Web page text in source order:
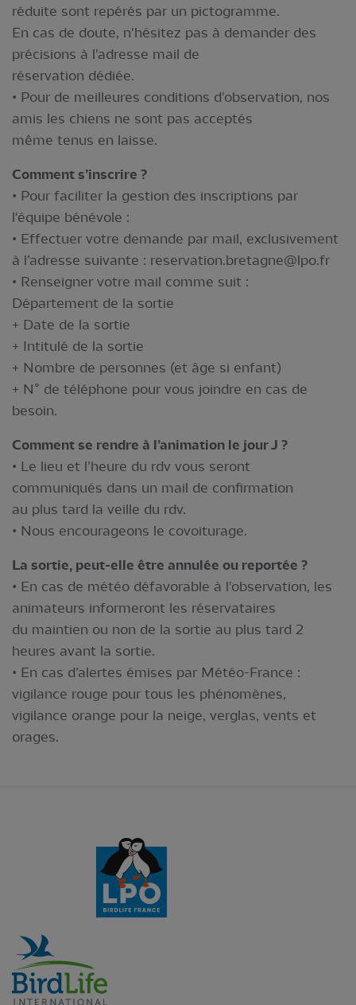
réduite sont repérés par un pictogramme.
En cas de doute, n'hésitez pas à demander des
précisions à l'adresse mail de
réservation dédiée.
• Pour de meilleures conditions d'observation, nos
amis les chiens ne sont pas acceptés
même tenus en laisse.
Comment s’inscrire ?
• Pour faciliter la gestion des inscriptions par
l'équipe bénévole :
• Effectuer votre demande par mail, exclusivement
à l’adresse suivante : reservation.bretagne@lpo.fr
• Renseigner votre mail comme suit :
Département de la sortie
+ Date de la sortie
+ Intitulé de la sortie
+ Nombre de personnes (et âge si enfant)
+ N° de téléphone pour vous joindre en cas de
besoin.
Comment se rendre à l’animation le jour J ?
• Le lieu et l’heure du rdv vous seront
communiqués dans un mail de confirmation
au plus tard la veille du rdv.
• Nous encourageons le covoiturage.
La sortie, peut-elle être annulée ou reportée ?
• En cas de météo défavorable à l'observation, les
animateurs informeront les réservataires
du maintien ou non de la sortie au plus tard 2
heures avant la sortie.
• En cas d’alertes émises par Météo-France :
vigilance rouge pour tous les phénomènes,
vigilance orange pour la neige, verglas, vents et
orages.